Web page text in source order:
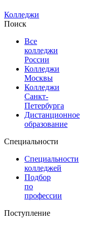
Колледжи
Поиск
Все
колледжи
России
Колледжи
Москвы
Колледжи
Санкт-
Петербурга
Дистанционное
образование
Специальности
Специальности
колледжей
Подбор
по
профессии
Поступление